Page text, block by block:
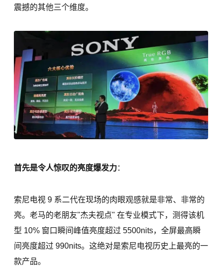
震撼的其他三个维度。
首先是令人惊叹的亮度爆发力：
索尼电视 9 系二代在现场的肉眼观感就是非常、非常的
亮。老马的老朋友"杰夫视点" 在专业模式下，测得该机
型 10% 窗口瞬间峰值亮度超过 5500nits，全屏最高瞬
间亮度超过 990nits。这绝对是索尼电视历史上最亮的一
款产品。